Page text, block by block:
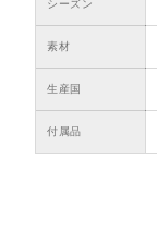
シーズン
素材
生産国
付属品